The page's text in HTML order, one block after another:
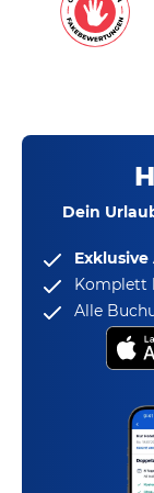
Dein
Komplett
Alle